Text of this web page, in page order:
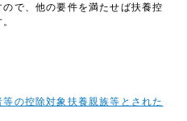
で、他の要件を満たせば扶養控
の控除対象扶養親族等とされた